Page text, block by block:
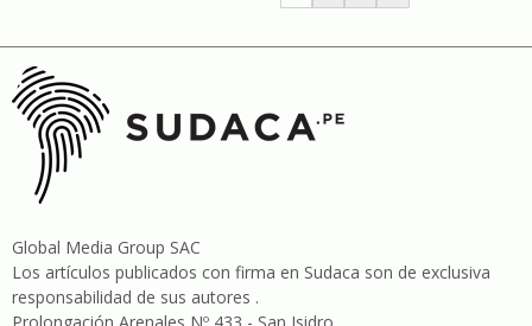
Global Media Group SAC
Los artículos publicados con firma en Sudaca son de exclusiva
responsabilidad de sus autores .